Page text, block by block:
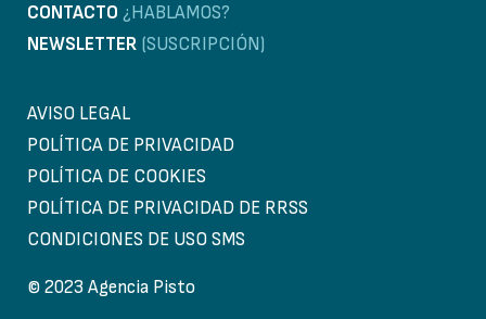
CONTACTO ¿HABLAMOS?
NEWSLETTER (SUSCRIPCIÓN)
AVISO LEGAL
POLÍTICA DE PRIVACIDAD
POLÍTICA DE COOKIES
POLÍTICA DE PRIVACIDAD DE RRSS
CONDICIONES DE USO SMS
© 2023 Agencia Pisto